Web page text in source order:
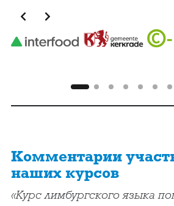
Комментарии
наших курсов
«Курс лимбургского языка